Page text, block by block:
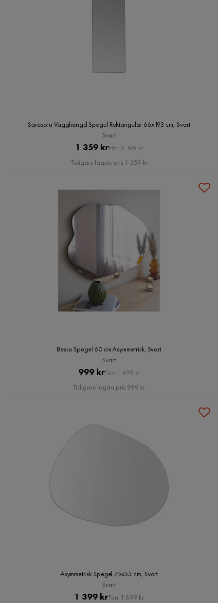
Sarasota Vägghängd Spegel Rektangulär 66x193 cm, Svart
Svart
Pris
1 359 krOriginal
Pris
Förr 2 199 kr
Tidigare lägsta pris 1 359 kr
Besso Spegel 60 cm Asymmetrisk, Svart
Svart
Pris
999 kr Original
Pris
Förr 1 499 kr
Tidigare lägsta pris 999 kr
Asymmetrisk Spegel 75x55 cm, Svart
Svart
Pris
1 399 krOriginal
Förr 1 899 kr